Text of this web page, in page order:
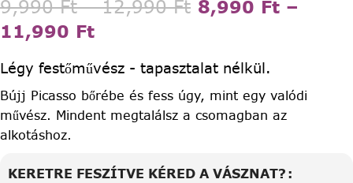
9,990Ft – 12,990Ft 8,990 Ft –
11,990 Ft
Légy festőművész - tapasztalat nélkül.
Bújj Picasso bőrébe és fess úgy, mint egy valódi
művész. Mindent megtalálsz a csomagban az
alkotáshoz.
KERETRE FESZÍTVE KÉRED A VÁSZNAT?